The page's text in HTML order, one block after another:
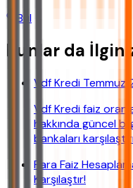
Bul
Bunlar da
Vdf Kredi Temmuz
Vdf Kredi faiz
hakkında güncel
bankaları
Para Faiz
Karşılaştır!